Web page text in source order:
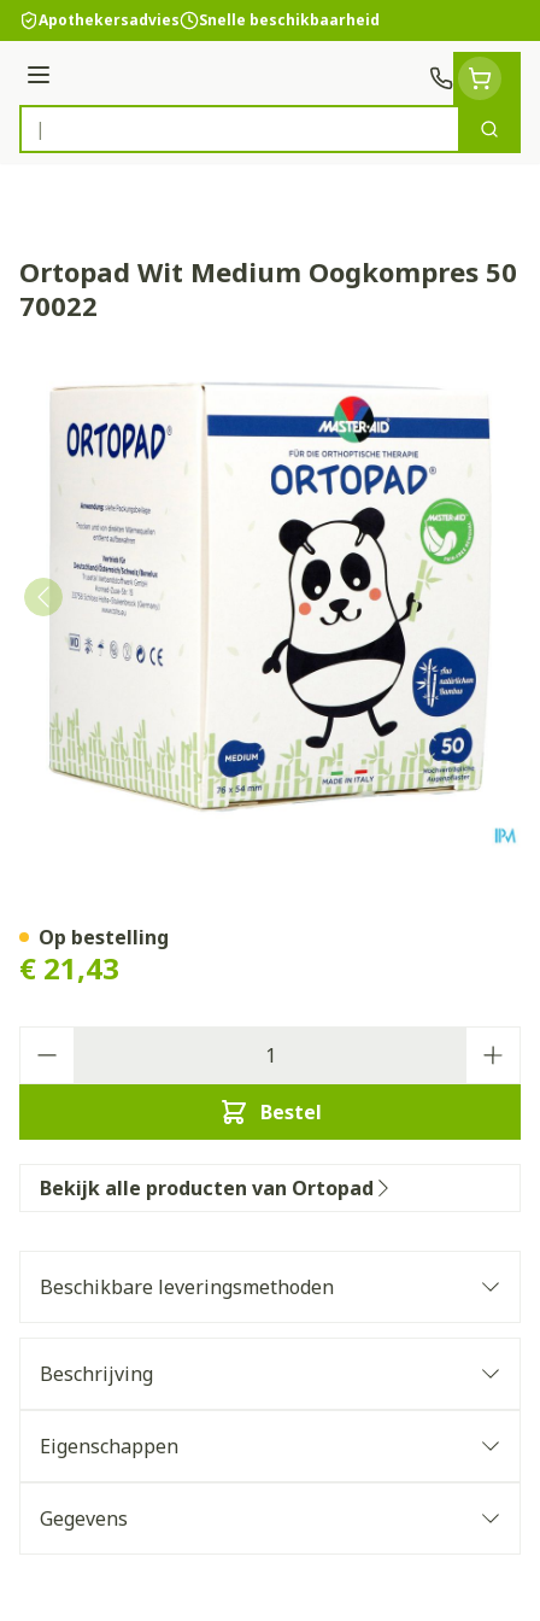
Ga naar de inhoud
Apothekersadvies Snelle beschikbaarheid
Menu
Product, merk, categorie...
Zoek
Ortopad Wit Medium Oogkompres 50
70022
€ 21,43
Bestel
Op bestelling
Bekijk alle producten van Ortopad
Beschikbare leveringsmethoden
Beschrijving
Eigenschappen
Gegevens